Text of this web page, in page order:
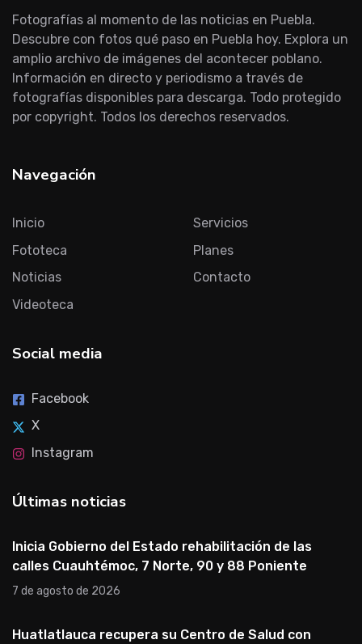
Fotografías al momento de las noticias en Puebla.
Descubre con fotos qué paso en Puebla hoy. Explora un
amplio archivo de imágenes del acontecer poblano.
Información en directo y periodismo a través de
fotografías disponibles para descarga. Todo protegido
por copyright. Todos los derechos reservados.
Navegación
Inicio
Fototeca
Noticias
Videoteca
Servicios
Planes
Contacto
Social media
Facebook
X
Instagram
Últimas noticias
Inicia Gobierno del Estado rehabilitación de las
calles Cuauhtémoc, 7 Norte, 90 y 88 Poniente
7 de agosto de 2026
Huatlatlauca recupera su Centro de Salud con